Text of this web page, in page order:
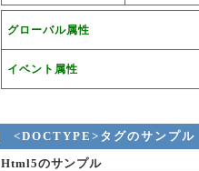
グローバル属性
イベント属性
<DOCTYPE>タグのサンプル
Html5のサンプル